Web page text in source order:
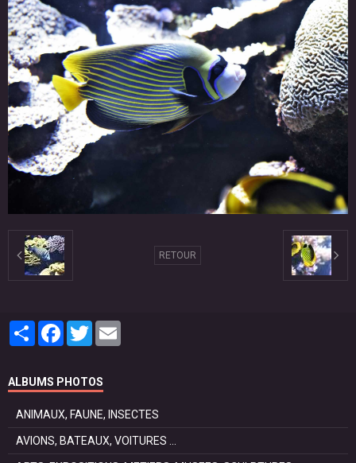
RETOUR
PartagerFacebook
Twitter
ALBUMS PHOTOS
ANIMAUX, FAUNE, INSECTES
AVIONS, BATEAUX, VOITURES ...